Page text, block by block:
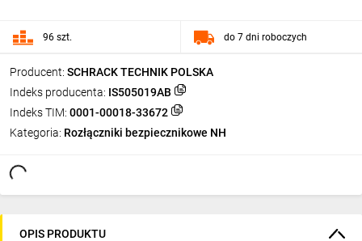
Producent: SCHRACK TECHNIK POLSKA
Indeks producenta: IS505019AB
Indeks TIM: 0001-00018-33672
Kategoria: Rozłączniki bezpiecznikowe NH
96 szt. do 7 dni roboczych
OPIS PRODUKTU